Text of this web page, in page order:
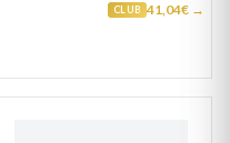
CLUB 41,04€ →